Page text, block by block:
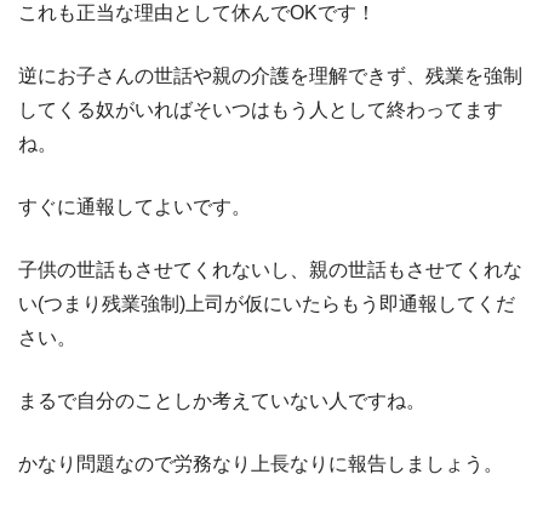
これも正当な理由として休んでOKです！
逆にお子さんの世話や親の介護を理解できず、残業を強制
してくる奴がいればそいつはもう人として終わってます
ね。
すぐに通報してよいです。
子供の世話もさせてくれないし、親の世話もさせてくれな
い(つまり残業強制)上司が仮にいたらもう即通報してくだ
さい。
まるで自分のことしか考えていない人ですね。
かなり問題なので労務なり上長なりに報告しましょう。